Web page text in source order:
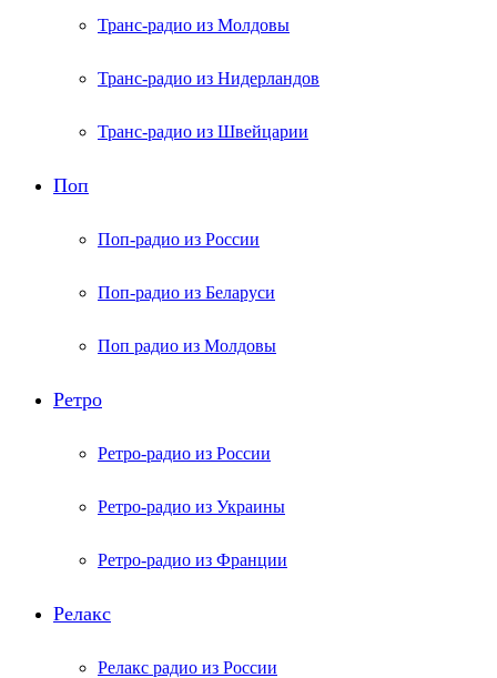
Транс-радио из Молдовы
Транс-радио из Нидерландов
Транс-радио из Швейцарии
Поп
Поп-радио из России
Поп-радио из Беларуси
Поп радио из Молдовы
Ретро
Ретро-радио из России
Ретро-радио из Украины
Ретро-радио из Франции
Релакс
Релакс радио из России